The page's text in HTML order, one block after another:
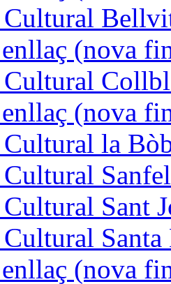
Cultural
Cultural la
Cultural
Sant